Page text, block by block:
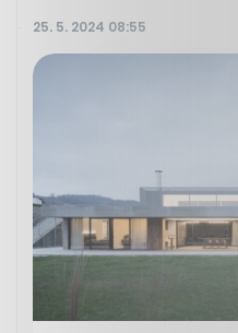
25. 5. 2024 08:55